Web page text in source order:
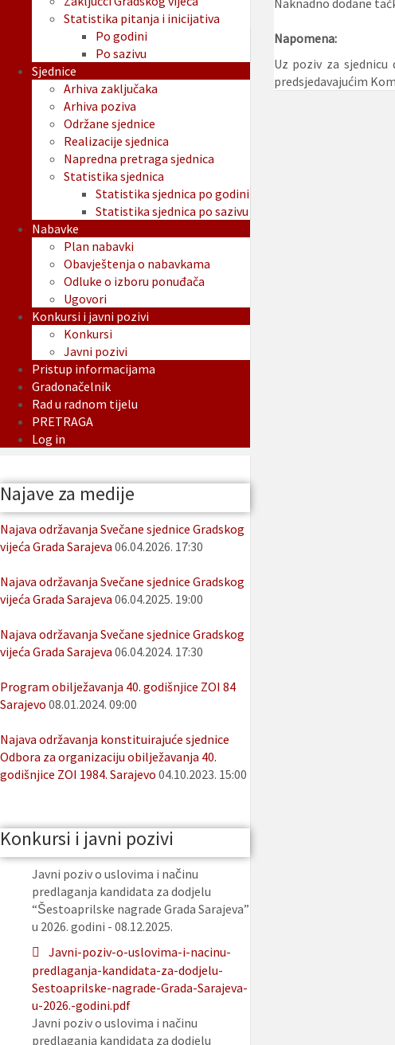
Naknadno dodane
Napomena:
Uz poziv za
predsjedavajućim
Statistika pitanja i inicijativa
Po godini
Po sazivu
Sjednice
Arhiva zaključaka
Arhiva poziva
Održane sjednice
Realizacije sjednica
Napredna pretraga sjednica
Statistika sjednica
Statistika sjednica po godini
Statistika sjednica po sazivu
Nabavke
Plan nabavki
Obavještenja o nabavkama
Odluke o izboru ponuđača
Ugovori
Konkursi i javni pozivi
Konkursi
Javni pozivi
Pristup informacijama
Gradonačelnik
Rad u radnom tijelu
PRETRAGA
Log in
Najave za medije
Najava održavanja Svečane sjednice Gradskog
vijeća Grada Sarajeva 06.04.2026. 17:30
Najava održavanja Svečane sjednice Gradskog
vijeća Grada Sarajeva 06.04.2025. 19:00
Najava održavanja Svečane sjednice Gradskog
vijeća Grada Sarajeva 06.04.2024. 17:30
Program obilježavanja 40. godišnjice ZOI 84
Sarajevo 08.01.2024. 09:00
Najava održavanja konstituirajuće sjednice
Odbora za organizaciju obilježavanja 40.
godišnjice ZOI 1984. Sarajevo 04.10.2023. 15:00
Konkursi i javni pozivi
Javni poziv o uslovima i načinu
predlaganja kandidata za dodjelu
“Šestoaprilske nagrade Grada Sarajeva”
u 2026. godini - 08.12.2025.
Javni-poziv-o-uslovima-i-nacinu-
predlaganja-kandidata-za-dodjelu-
Sestoaprilske-nagrade-Grada-Sarajeva-
u-2026.-godini.pdf
Javni poziv o uslovima i načinu
predlaganja kandidata za dodjelu